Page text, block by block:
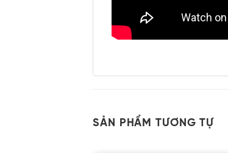
SẢN PHẨM TƯƠNG TỰ